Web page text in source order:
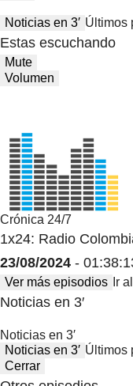
Noticias en 3′ Últimos
Estas escuchando
Mute
Volumen
Crónica 24/7
1x24: Radio
23/08/2024 -
Ver más episodios Ir
Noticias en 3′
Noticias en 3′
Noticias en 3′ Últimos
Cerrar